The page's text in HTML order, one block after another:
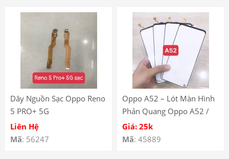
Dây Nguồn Sạc Oppo Reno
5 PRO+ 5G
Liên Hệ
Mã: 56247
Oppo A52 – Lót Màn Hình
Phản Quang Oppo A52 /
A72 / A92 / Realme 6 /
Realme 7 / Back light Oppo
Giá: 25k
Mã: 45889